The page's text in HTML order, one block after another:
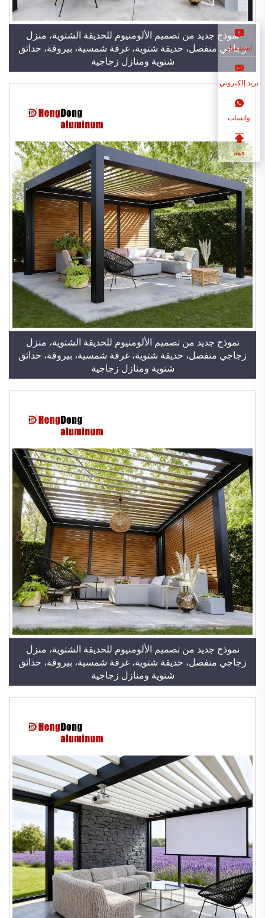
نموذج جديد من تصميم الألومنيوم للحديقة الشتوية، منزل
زجاجي منفصل، حديقة شتوية، غرفة شمسية، بيروقة، حدائق
شتوية ومنازل زجاجية
نموذج جديد من تصميم الألومنيوم للحديقة الشتوية، منزل
زجاجي منفصل، حديقة شتوية، غرفة شمسية، بيروقة، حدائق
شتوية ومنازل زجاجية
نموذج جديد من تصميم الألومنيوم للحديقة الشتوية، منزل
زجاجي منفصل، حديقة شتوية، غرفة شمسية، بيروقة، حدائق
شتوية ومنازل زجاجية
استفسار
بريد إلكتروني
واتساب
قمة